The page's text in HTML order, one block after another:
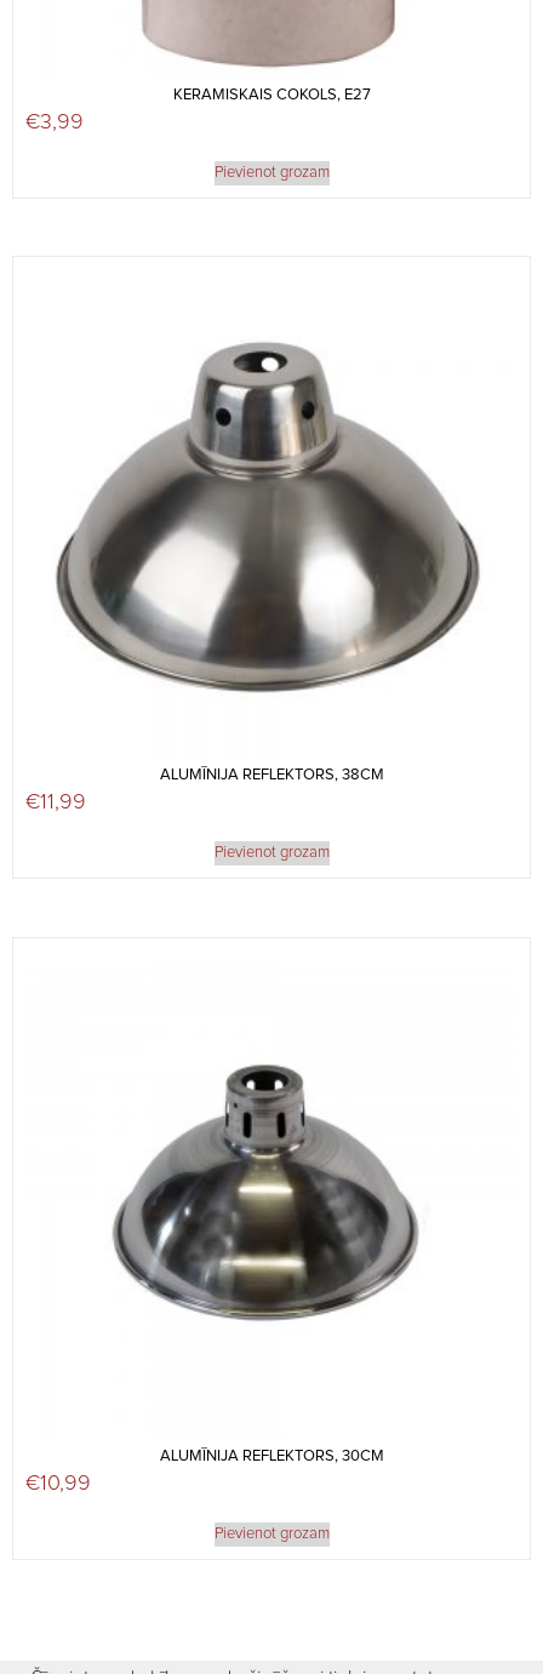
KERAMISKAIS COKOLS, E27
€3,99
Pievienot grozam
ALUMĪNIJA REFLEKTORS, 38CM
€11,99
Pievienot grozam
ALUMĪNIJA REFLEKTORS, 30CM
€10,99
Pievienot grozam